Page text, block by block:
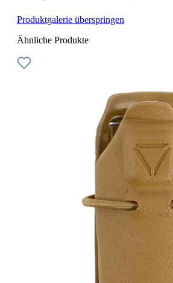
Produktgalerie überspringen
Ähnliche Produkte